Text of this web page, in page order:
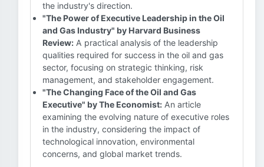
the industry's direction.
"The Power of Executive Leadership in the Oil
and Gas Industry" by Harvard Business
Review: A practical analysis of the leadership
qualities required for success in the oil and gas
sector, focusing on strategic thinking, risk
management, and stakeholder engagement.
"The Changing Face of the Oil and Gas
Executive" by The Economist: An article
examining the evolving nature of executive roles
in the industry, considering the impact of
technological innovation, environmental
concerns, and global market trends.